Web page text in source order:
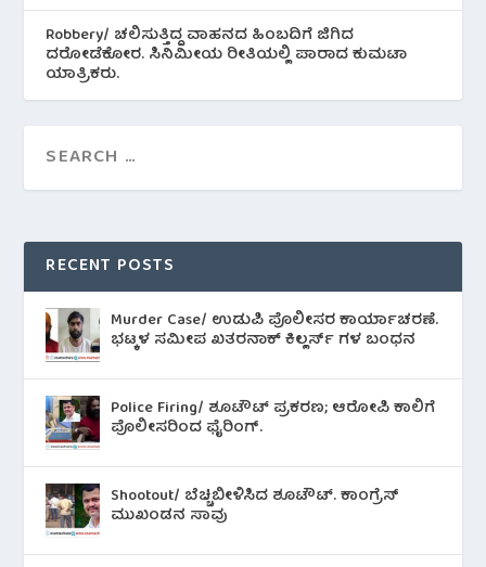
Robbery/ ಚಲಿಸುತ್ತಿದ್ದ ವಾಹನದ ಹಿಂಬದಿಗೆ ಜಿಗಿದ
ದರೋಡೆಕೋರ. ಸಿನಿಮೀಯ ರೀತಿಯಲ್ಲಿ ಪಾರಾದ ಕುಮಟಾ
ಯಾತ್ರಿಕರು.
RECENT POSTS
Murder Case/ ಉಡುಪಿ ಪೊಲೀಸರ ಕಾರ್ಯಾಚರಣೆ.
ಭಟ್ಕಳ ಸಮೀಪ ಖತರನಾಕ್ ಕಿಲ್ಲರ್ಸ್ ಗಳ ಬಂಧನ
Police Firing/ ಶೂಟೌಟ್ ಪ್ರಕರಣ; ಆರೋಪಿ ಕಾಲಿಗೆ
ಪೊಲೀಸರಿಂದ ಫೈರಿಂಗ್.
Shootout/ ಬೆಚ್ಚಿಬೀಳಿಸಿದ ಶೂಟೌಟ್‌. ಕಾಂಗ್ರೆಸ್
ಮುಖಂಡನ ಸಾವು